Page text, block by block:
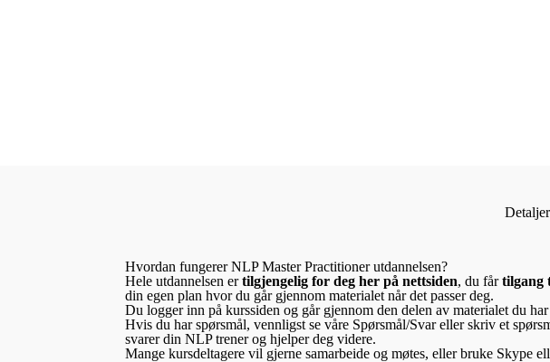
Hvordan fungerer NLP Master Practitioner utdannelsen?
Hele utdannelsen ertilgjengelig for deg her på nettsiden, du fårtilgang
din egen plan hvor du går gjennom materialet når det passer deg.
Du logger inn på kurssiden og går gjennom den delen av materialet du
Hvis du har spørsmål, vennligst se våre Spørsmål/Svar eller skriv et
svarer din NLP trener og hjelper deg videre.
Mange kursdeltagere vil gjerne samarbeide og møtes, eller bruke Skype